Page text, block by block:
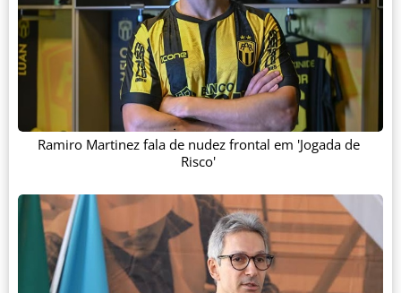
Ramiro Martinez fala de nudez frontal em 'Jogada de
Risco'